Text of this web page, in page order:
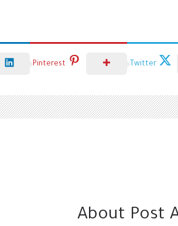
Twitter
Pinterest
About Post